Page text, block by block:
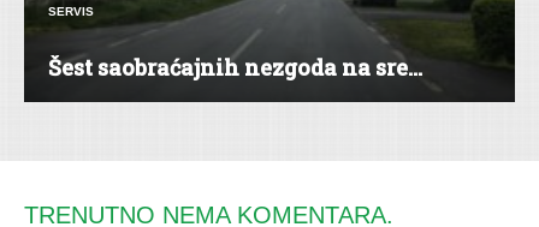
SERVIS
Šest saobraćajnih nezgoda na sre...
TRENUTNO NEMA KOMENTARA.